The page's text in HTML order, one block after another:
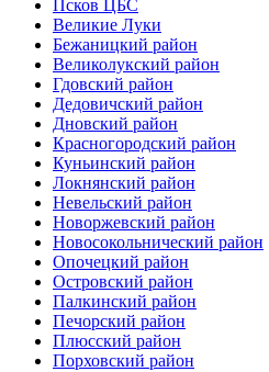
Псков ЦБС
Великие Луки
Бежаницкий район
Великолукский район
Гдовский район
Дедовичский район
Дновский район
Красногородский район
Куньинский район
Локнянский район
Невельский район
Новоржевский район
Новосокольнический район
Опочецкий район
Островский район
Палкинский район
Печорский район
Плюсский район
Порховский район